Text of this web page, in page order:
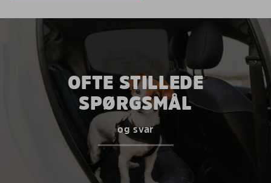
OFTE STILLEDE
SPØRGSMÅL
og svar